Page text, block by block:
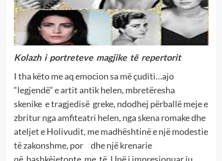
Kolazh i portreteve magjike të repertorit
I tha këto me aq emocion sa më çuditi…ajo
“legjendë” e artit antik helen, mbretëresha
skenike e tragjedisë greke, ndodhej përballë meje e
zbritur nga amfiteatri helen, nga skena romake dhe
ateljet e Holivudit, me madhështinë e një modestie
të zakonshme, por dhe një krenarie